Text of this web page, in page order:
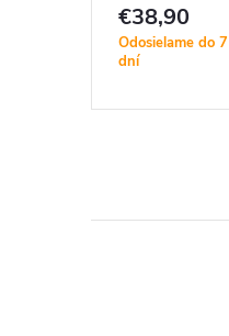
€38,90
Odosielame do 7
dní